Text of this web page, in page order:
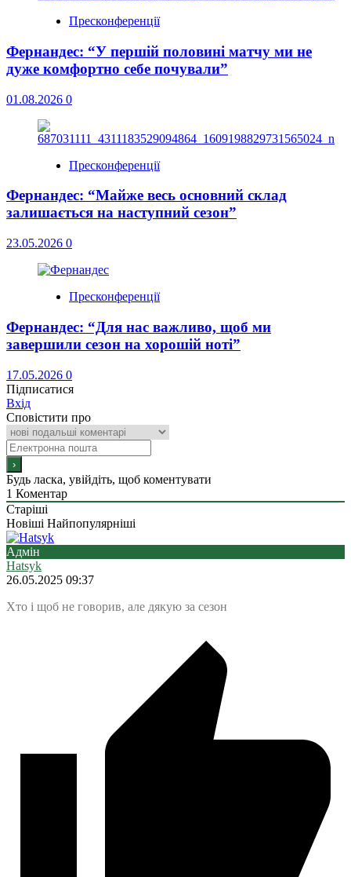
Пресконференції
Фернандес: “У першій половині матчу ми не
дуже комфортно себе почували”
01.08.2026 0
Пресконференції
Фернандес: “Майже весь основний склад
залишається на наступний сезон”
23.05.2026 0
Пресконференції
Фернандес: “Для нас важливо, щоб ми
завершили сезон на хорошій ноті”
17.05.2026 0
Підписатися
Вхід
Сповістити про
Будь ласка, увійдіть, щоб коментувати
1 Коментар
Старіші
Новіші Найпопулярніші
Адмін
Hatsyk
26.05.2025 09:37
Хто і щоб не говорив, але дякую за сезон